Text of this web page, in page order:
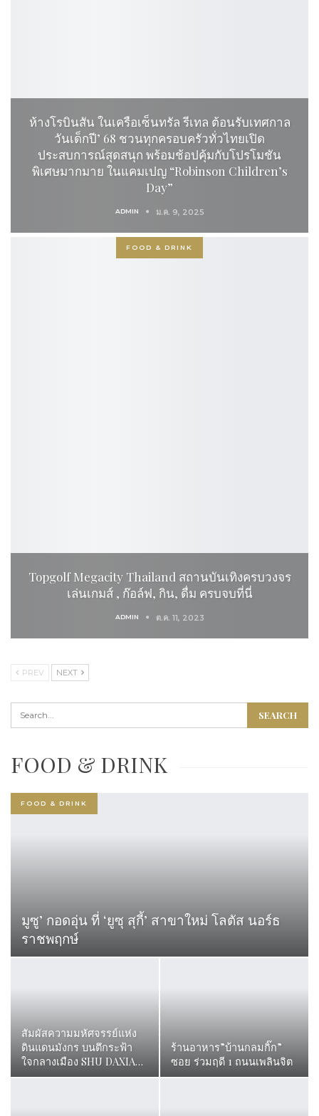
ห้างโรบินสัน ในเครือเซ็นทรัล รีเทล ต้อนรับเทศกาล
วันเด็กปี’ 68 ชวนทุกครอบครัวทั่วไทยเปิด
ประสบการณ์สุดสนุก พร้อมช้อปคุ้มกับโปรโมชัน
พิเศษมากมาย ในแคมเปญ “Robinson Children’s
Day”
ADMIN ม.ค. 9, 2025
FOOD & DRINK
Topgolf Megacity Thailand สถานบันเทิงครบวงจร
เล่นเกมส์ , ก๊อล์ฟ, กิน, ดื่ม ครบจบที่นี่
ADMIN ต.ค. 11, 2023
PREV NEXT
FOOD & DRINK
FOOD & DRINK
ยู สาทร กรุงเทพฯ รีสอร์ทมาแรงแห่งใหม่ใจกลาง
เมือง ย่านสาธร
ห้องอาหารครัวหลวง ยก
ระดับเมนูข้าวต้ม…
วิวสวยจับใจ Wonderful
Pearl Cruise…